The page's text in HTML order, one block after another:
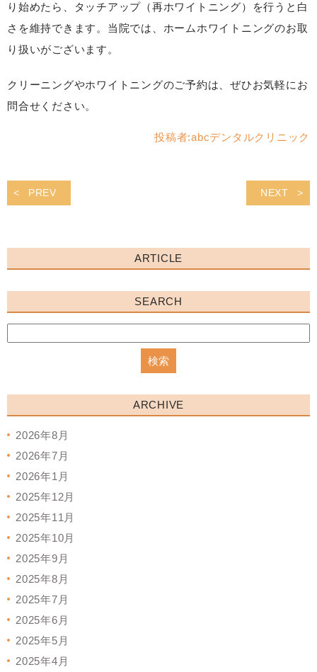
り始めたら、タッチアップ（再ホワイトニング）を行うと白
さを維持できます。当院では、ホームホワイトニングのお取
り扱いがございます。
クリーニングやホワイトニングのご予約は、ぜひお気軽にお
問合せください。
投稿者:abcデンタルクリニック
PREV NEXT
ARTICLE
SEARCH
ARCHIVE
2026年8月
2026年7月
2026年1月
2025年12月
2025年11月
2025年10月
2025年9月
2025年8月
2025年7月
2025年6月
2025年5月
2025年4月